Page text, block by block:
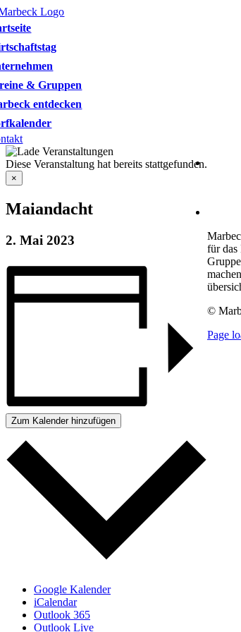
Skip
to
content
& Gruppen
entdecken
Diese Veranstaltung hat bereits stattgefunden.
×
Maiandacht
2. Mai 2023
Zum Kalender hinzufügen
Google Kalender
iCalendar
Outlook 365
Outlook Live
für das
©
Page